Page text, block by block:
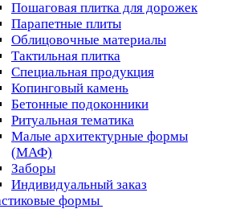
Пошаговая плитка для дорожек
Парапетные плиты
Облицовочные материалы
Тактильная плитка
Специальная продукция
Копинговый камень
Бетонные подоконники
Ритуальная тематика
Малые архитектурные формы
(МАФ)
Заборы
Индивидуальный заказ
формы